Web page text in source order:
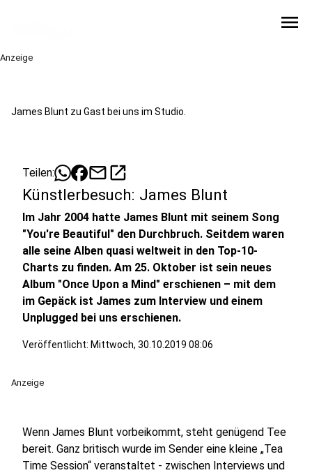
menu
Anzeige
James Blunt zu Gast bei uns im Studio.
Teilen: mailopen_in_new
Künstlerbesuch: James Blunt
Im Jahr 2004 hatte James Blunt mit seinem Song
"You're Beautiful" den Durchbruch. Seitdem waren
alle seine Alben quasi weltweit in den Top-10-
Charts zu finden. Am 25. Oktober ist sein neues
Album "Once Upon a Mind" erschienen – mit dem
im Gepäck ist James zum Interview und einem
Unplugged bei uns erschienen.
Veröffentlicht: Mittwoch, 30.10.2019 08:06
Anzeige
Wenn James Blunt vorbeikommt, steht genügend Tee
bereit. Ganz britisch wurde im Sender eine kleine „Tea
Time Session“ veranstaltet - zwischen Interviews und